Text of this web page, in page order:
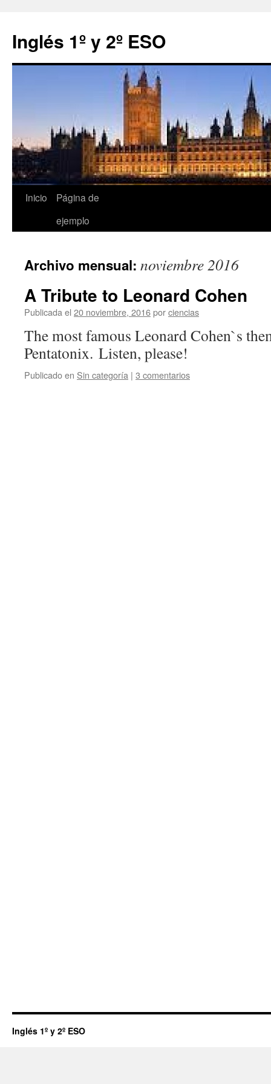
Inglés 1º y 2º ESO
Saltar
Inicio
Página de
ejemplo
Archivo mensual: noviembre 2016
A Tribute to Leonard Cohen
Publicada el 20 noviembre, 2016porciencias
The most famous Leonard Cohen`s
Pentatonix. Listen, please!
Publicado en Sin categoría | 3 comentarios
Inglés 1º y 2º ESO